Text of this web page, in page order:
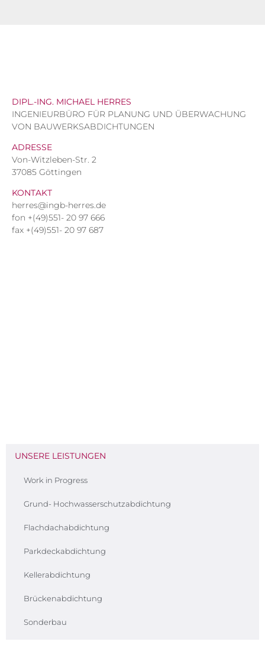
DIPL.-ING. MICHAEL HERRES
INGENIEURBÜRO FÜR PLANUNG UND ÜBERWACHUNG
VON BAUWERKSABDICHTUNGEN
ADRESSE
Von-Witzleben-Str. 2
37085 Göttingen
KONTAKT
herres@ingb-herres.de
fon +(49)551- 20 97 666
fax +(49)551- 20 97 687
UNSERE LEISTUNGEN
Work in Progress
Grund- Hochwasserschutzabdichtung
Flachdachabdichtung
Parkdeckabdichtung
Kellerabdichtung
Brückenabdichtung
Sonderbau